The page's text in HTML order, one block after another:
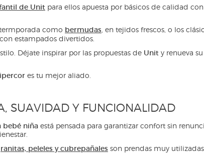
de Unit para ellos apuesta por básicos de calidad
como bermudas, en tejidos frescos, o los
estampados divertidos.
Déjate inspirar por las propuestas de Unit y renueva
es tu mejor aliado.
SUAVIDAD Y FUNCIONALIDAD
bebé niña está pensada para garantizar confort sin
ranitas, peleles y cubrepañales son prendas muy